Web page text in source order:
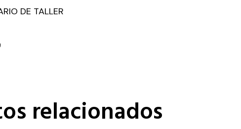
DE TALLER
relacionados